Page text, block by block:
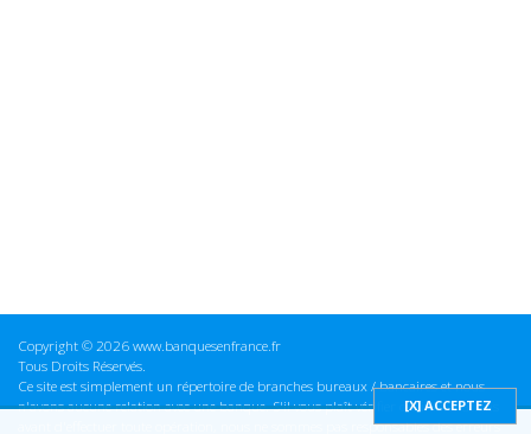
Copyright © 2026 www.banquesenfrance.fr
Tous Droits Réservés.
Ce site est simplement un répertoire de branches bureaux / bancaires et nous
n'avons aucune relation avec une banque. S'il vous plaît vérifier ces informations
avant d'effectuer toute opération, nous ne sommes pas responsables des erreurs